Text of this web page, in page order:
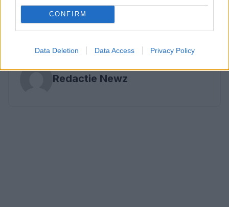
CONFIRM
Data Deletion Data Access Privacy Policy
gerechtigheid te brengen voor de slachtoffers en
hun families.
Redactie Newz